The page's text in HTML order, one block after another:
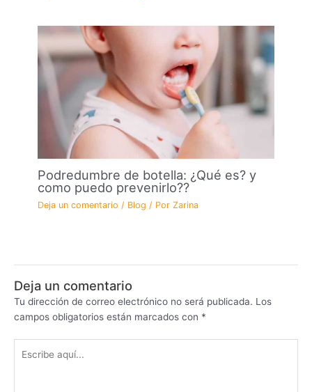
Podredumbre de botella: ¿Qué es? y
como puedo prevenirlo??
Deja un comentario / Blog / PorZarina
Deja un comentario
Tu dirección de correo electrónico no será publicada. Los
campos obligatorios están marcados con *
aquí...